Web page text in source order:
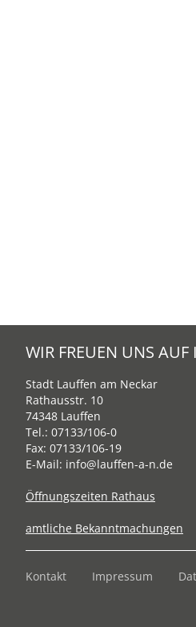
WIR FREUEN UNS
Stadt Lauffen am Neckar
Rathausstr. 10
74348 Lauffen
Tel.: 07133/106-0
Fax: 07133/106-19
E-Mail: info@lauffen-a-n.de
Öffnungszeiten Rathaus
amtliche Bekanntmachungen
Kontakt Impressum